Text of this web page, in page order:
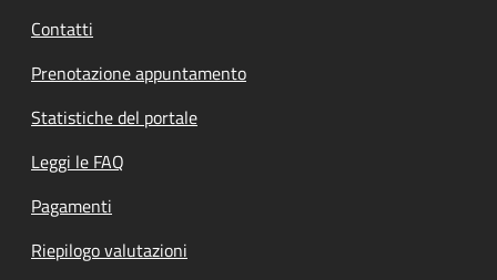
Contatti
Prenotazione appuntamento
Statistiche del portale
Leggi le FAQ
Pagamenti
Riepilogo valutazioni